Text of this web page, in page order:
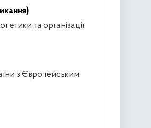
етики та організації
з Європейським